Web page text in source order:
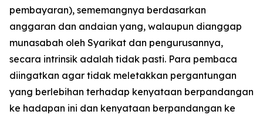
pembayaran), sememangnya berdasarkan
anggaran dan andaian yang, walaupun dianggap
munasabah oleh Syarikat dan pengurusannya,
secara intrinsik adalah tidak pasti. Para pembaca
diingatkan agar tidak meletakkan pergantungan
yang berlebihan terhadap kenyataan berpandangan
ke hadapan ini dan kenyataan berpandangan ke